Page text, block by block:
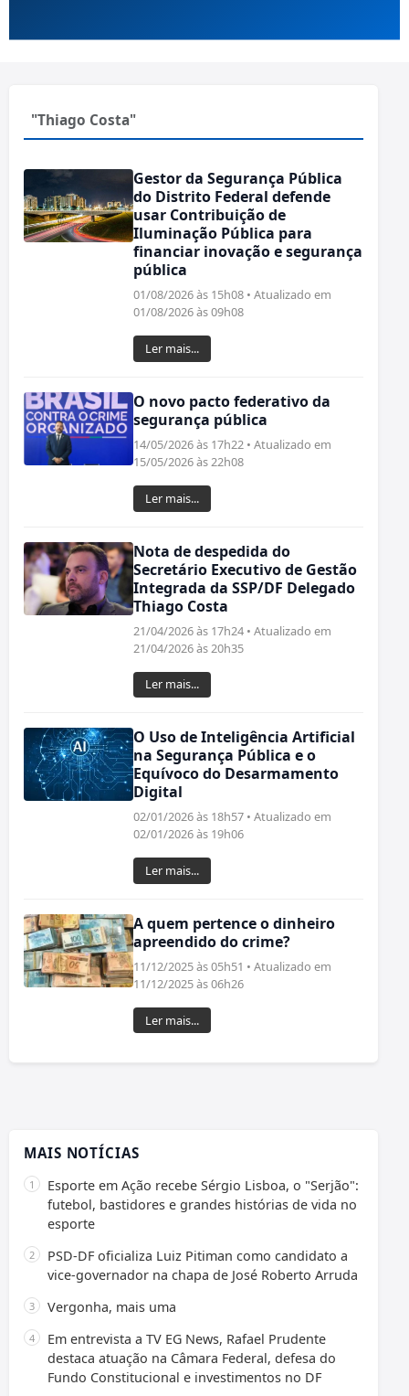
"Thiago Costa"
Gestor da Segurança Pública
do Distrito Federal defende
usar Contribuição de
Iluminação Pública para
financiar inovação e segurança
pública
01/08/2026 às 15h08 • Atualizado em
01/08/2026 às 09h08
Ler mais...
O novo pacto federativo da
segurança pública
14/05/2026 às 17h22 • Atualizado em
15/05/2026 às 22h08
Ler mais...
Nota de despedida do
Secretário Executivo de Gestão
Integrada da SSP/DF Delegado
Thiago Costa
21/04/2026 às 17h24 • Atualizado em
21/04/2026 às 20h35
Ler mais...
O Uso de Inteligência Artificial
na Segurança Pública e o
Equívoco do Desarmamento
Digital
02/01/2026 às 18h57 • Atualizado em
02/01/2026 às 19h06
Ler mais...
A quem pertence o dinheiro
apreendido do crime?
11/12/2025 às 05h51 • Atualizado em
11/12/2025 às 06h26
Ler mais...
MAIS NOTÍCIAS
Esporte em Ação recebe Sérgio Lisboa, o "Serjão":
futebol, bastidores e grandes histórias de vida no
esporte
PSD-DF oficializa Luiz Pitiman como candidato a
vice-governador na chapa de José Roberto Arruda
Vergonha, mais uma
Em entrevista a TV EG News, Rafael Prudente
destaca atuação na Câmara Federal, defesa do
Fundo Constitucional e investimentos no DF